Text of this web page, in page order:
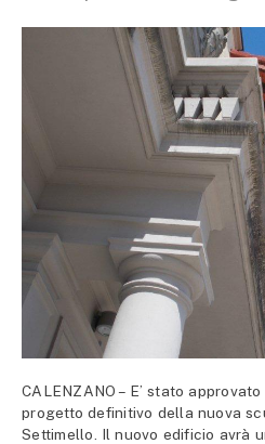
CALENZANO – E’ stato
progetto definitivo della nuova
Settimello. Il nuovo edificio avrà